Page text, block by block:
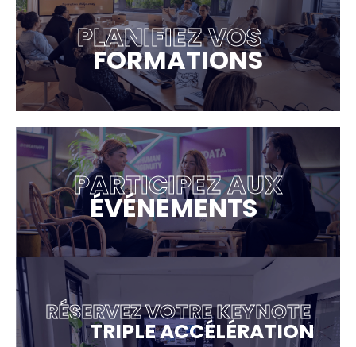
PLANIFIEZ VOS
FORMATIONS
PARTICIPEZ AUX
ÉVÉNEMENTS
RÉSERVEZ VOTRE KEYNOTE
TRIPLE ACCÉLÉRATION